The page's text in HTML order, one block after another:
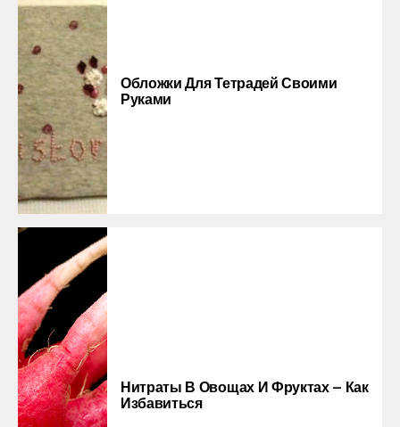
Обложки Для Тетрадей Своими
Руками
Нитраты В Овощах И Фруктах — Как
Избавиться